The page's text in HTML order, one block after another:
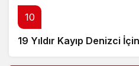
10
19 Yıldır Kayıp Denizci